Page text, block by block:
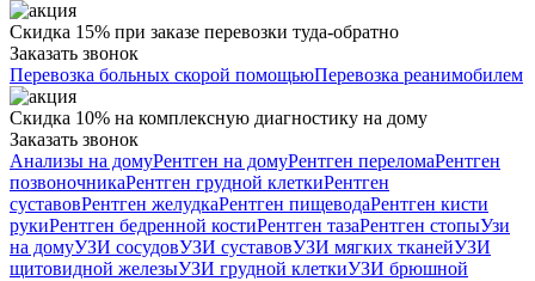
Скидка 15% при заказе перевозки туда-обратно
Заказать звонок
Перевозка больных скорой помощьюПеревозка реанимобилем
Скидка 10% на комплексную диагностику на дому
Заказать звонок
Анализы на домуРентген на домуРентген переломаРентген
позвоночникаРентген грудной клеткиРентген
суставовРентген желудкаРентген пищеводаРентген кисти
рукиРентген бедренной костиРентген тазаРентген стопыУзи
на домуУЗИ сосудовУЗИ суставовУЗИ мягких тканейУЗИ
щитовидной железыУЗИ грудной клеткиУЗИ брюшной